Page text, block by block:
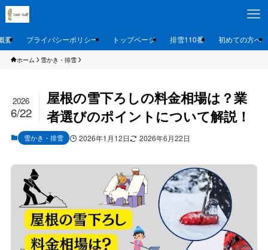
要 プライバシーポリシー トップページ 排雪110番 初めての方へ
ホーム 雪かき・排雪
屋根の雪下ろしの料金相場は？業
者選びのポイントについて解説！
2026
6/22
雪かき・排雪 2026年1月12日 2026年6月22日